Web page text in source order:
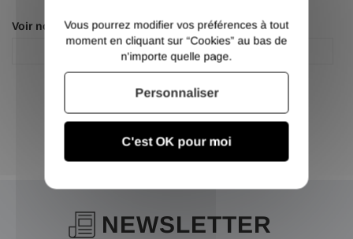
Voir nos autres pages :
Accessoire portail
Accessoire portail
NEWSLETTER
Vous pourrez modifier vos préférences à tout
moment en cliquant sur “Cookies” au bas de
n'importe quelle page.
C'est OK pour moi
Personnaliser